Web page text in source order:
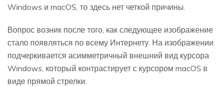
Windows и macOS, то здесь нет четкой причины.
Вопрос возник после того, как следующее изображение
стало появляться по всему Интернету. На изображении
подчеркивается асимметричный внешний вид курсора
Windows, который контрастирует с курсором macOS в
виде прямой стрелки.